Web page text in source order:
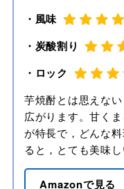
・風味
・炭酸割り
・ロック
芋焼酎とは思えな
広がります。甘く
が特長で，どんな
ると，とても美味し
Amazonで見る